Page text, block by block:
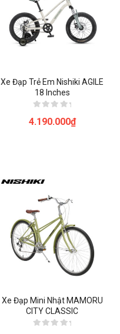
Xe Đạp Trẻ Em Nishiki AGILE
18 Inches
xếp
4.190.000₫
Xe Đạp Mini Nhật MAMORU
CITY CLASSIC